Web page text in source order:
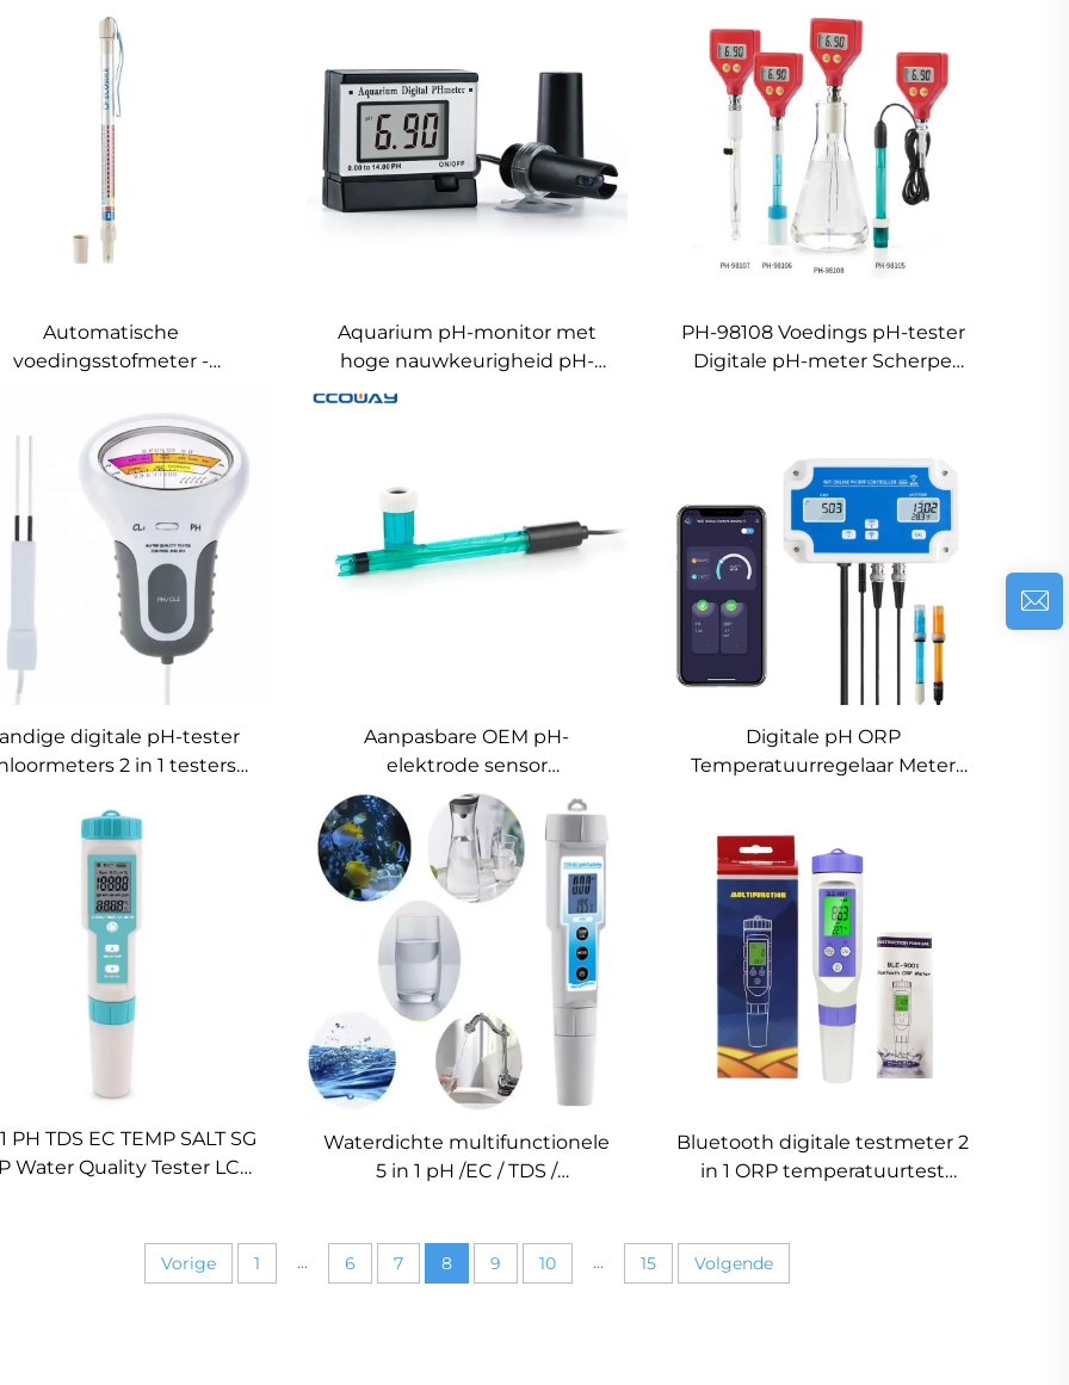
Tester
Automatische
voedingsstofmeter -
Aquarium pH-monitor met
hoge nauwkeurigheid pH-
PH-98108 Voedings pH-tester
Digitale pH-meter Scherpe
digitale pH-tester
2 in 1 testers
zwembad en spa
Aanpasbare OEM pH-
elektrode sensor
waterkwaliteit EC TDS sensor
met ORP-elektrode voor
watertesters
Digitale pH ORP
Temperatuurregelaar Meter
PH TDS EC TEMP SALT SG
Water Quality Tester LCD
Waterdichte multifunctionele
5 in 1 pH /EC / TDS /
pen-type PH-meter
Bluetooth digitale testmeter 2
in 1 ORP temperatuurtest
Vorige 1 ... 6 7 8 9 10 ... 15 Volgende